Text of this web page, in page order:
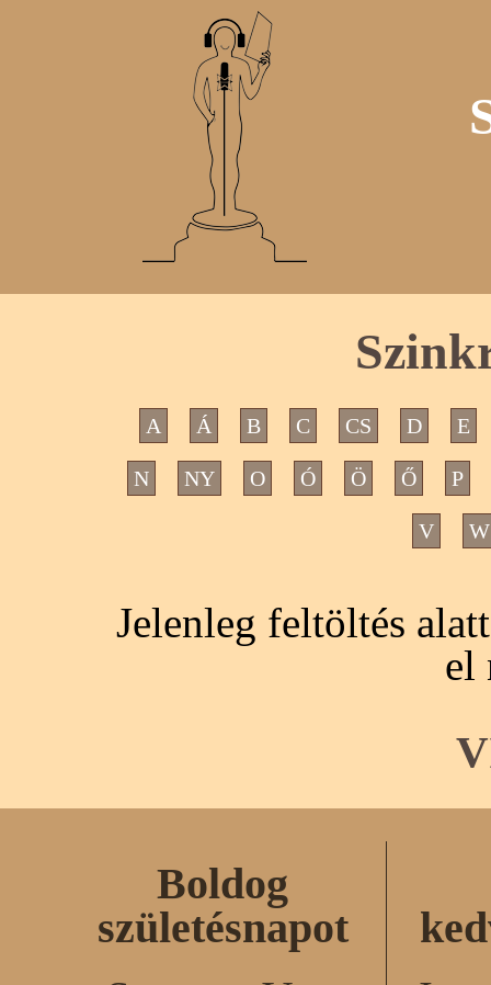
A Á B C CS D E
N NY O Ó Ö Ő P
V W
Jelenleg feltöltés
el
Boldog
születésnapot